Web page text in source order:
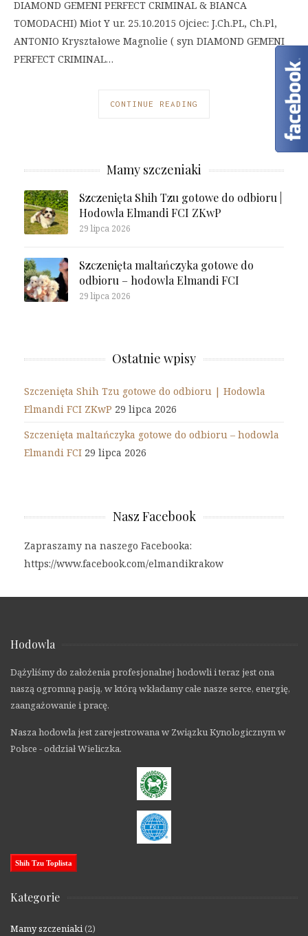
DIAMOND GEMENI PERFECT CRIMINAL & BIANCA
TOMODACHI) Miot Y ur. 25.10.2015 Ojciec: J.Ch.PL, Ch.Pl,
ANTONIO Kryształowe Magnolie ( syn DIAMOND GEMENI
PERFECT CRIMINAL…
CONTINUE READING
Mamy szczeniaki
Szczenięta Shih Tzu gotowe do odbioru |
Hodowla Elmandi FCI ZKwP
29 lipca 2026
Szczenięta maltańczyka gotowe do
odbioru – hodowla Elmandi FCI
29 lipca 2026
Ostatnie wpisy
Szczenięta Shih Tzu gotowe do odbioru | Hodowla
Elmandi FCI ZKwP 29 lipca 2026
Szczenięta maltańczyka gotowe do odbioru – hodowla
Elmandi FCI 29 lipca 2026
Nasz Facebook
Zapraszamy na naszego Facebooka:
https://www.facebook.com/elmandikrakow
Hodowla
Dążyliśmy do założenia profesjonalnej hodowli i teraz jest ona
naszą ogromną pasją, w którą wkładamy całe nasze serce, energię,
zaangażowanie i pracę.
Nasza hodowla jest zarejestrowana w Związku Kynologicznym w
Polsce - oddział Wieliczka.
Shih Tzu Toplista
Kategorie
Mamy szczeniaki(2)